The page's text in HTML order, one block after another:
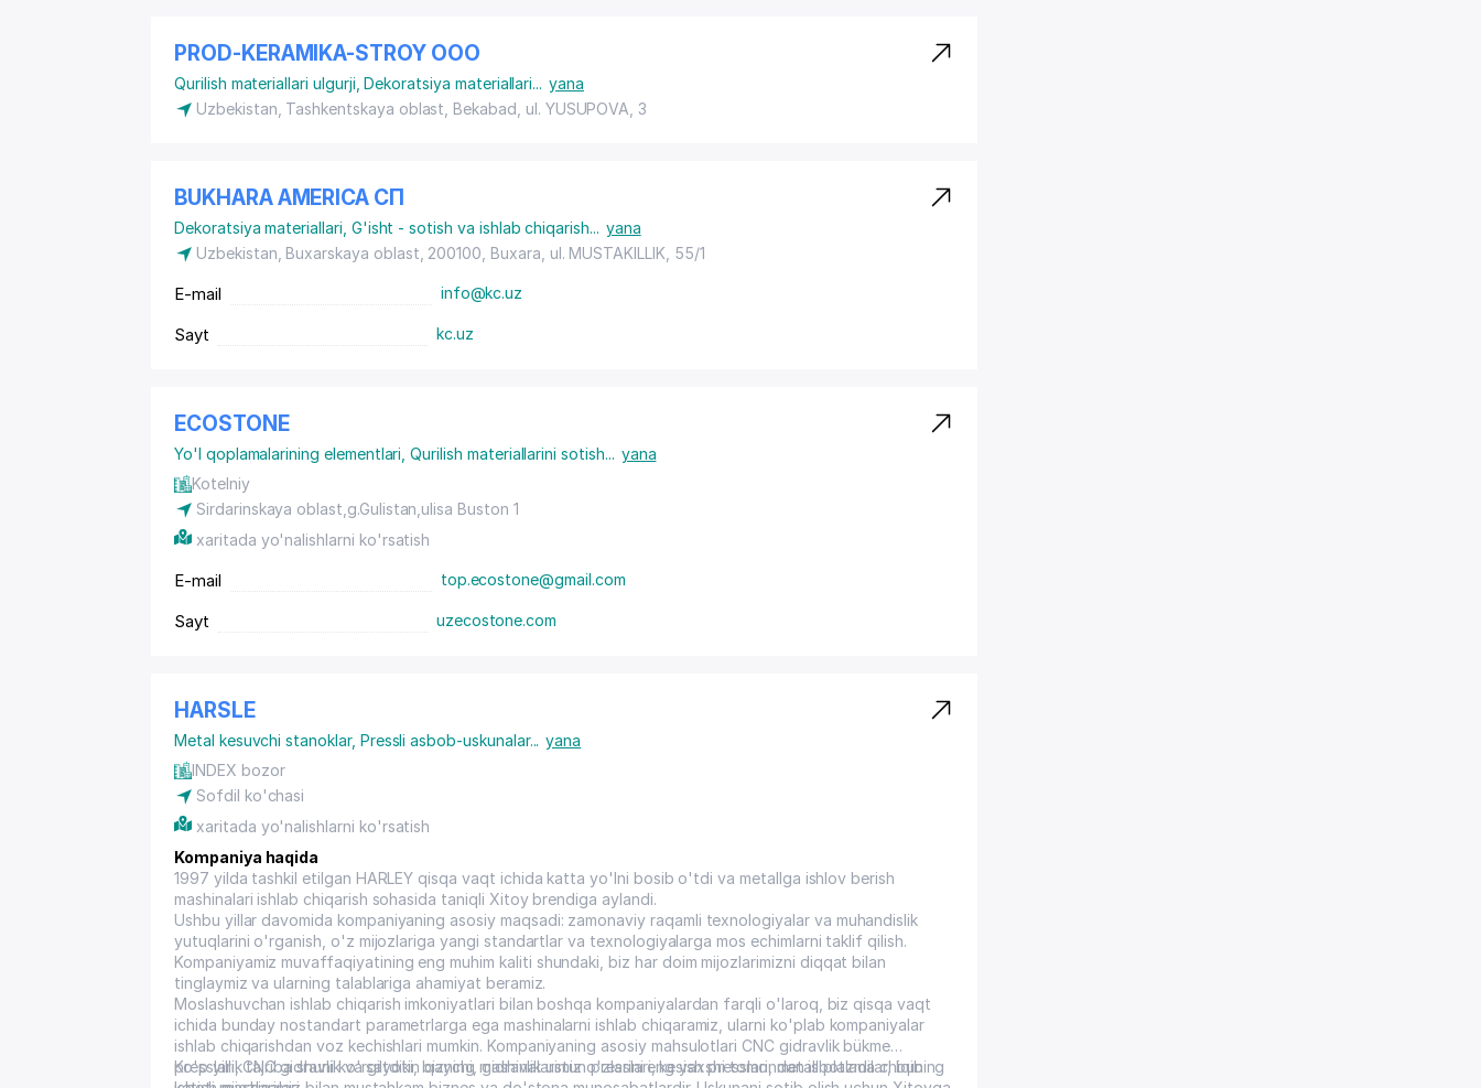
PROD-KERAMIKA-STROY ООО
Qurilish materiallari ulgurji ,Dekoratsiya materiallari... yana
Uzbekistan, Tashkentskaya oblast, Bekabad, ul. YUSUPOVA , 3
BUKHARA AMERICA СП
Dekoratsiya materiallari G'isht - sotish va ishlab chiqarish... yana
Uzbekistan, Buxarskaya oblast, 200100, Buxara, ul. MUSTAKILLIK , 55/1
E-mail info@kc.uz
Sayt kc.uz
ECOSTONE
Yo'l qoplamalarining elementlari ,Qurilish materiallarini sotish... yana
Kotelniy
Sirdarinskaya oblast,g.Gulistan,ulisa Buston 1
xaritada yo'nalishlarni ko'rsatish
E-mail top.ecostone@gmail.com
Sayt uzecostone.com
HARSLE
Metal kesuvchi stanoklar, Pressli asbob-uskunalar... yana
INDEX bozor
Sofdil ko'chasi
xaritada yo'nalishlarni ko'rsatish
Kompaniya haqida
1997 yilda tashkil etilgan HARLEY qisqa vaqt ichida katta yo'lni bosib o'tdi va metallga ishlov berish
mashinalari ishlab chiqarish sohasida taniqli Xitoy brendiga aylandi.
Ushbu yillar davomida kompaniyaning asosiy maqsadi: zamonaviy raqamli texnologiyalar va muhandislik
yutuqlarini o'rganish, o'z mijozlariga yangi standartlar va texnologiyalarga mos echimlarni taklif qilish.
Kompaniyamiz muvaffaqiyatining eng muhim kaliti shundaki, biz har doim mijozlarimizni diqqat bilan
tinglaymiz va ularning talablariga ahamiyat beramiz.
Moslashuvchan ishlab chiqarish imkoniyatlari bilan boshqa kompaniyalardan farqli o'laroq, biz qisqa vaqt
ichida bunday nostandart parametrlarga ega mashinalarni ishlab chiqaramiz, ularni ko'plab kompaniyalar
ishlab chiqarishdan voz kechishlari mumkin. Kompaniyaning asosiy mahsulotlari CNC gidravlik bükme
presslari, CNC gidravlik va gilyotin qaychi, gidravlik ustun presslari, kesish presslari, metall plazma chiqib
Ko'p yillik tajriba shuni ko'rsatdiki, bizning mashinalarimiz o'zlarini eng yaxshi tomondan isbotladilar, buning